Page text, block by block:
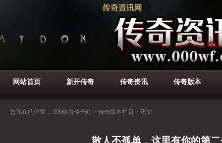
网站首页 新开传奇 传奇资讯 传奇版本
您现在的位置： 000热血传奇站 > 传奇版本栏目 > 正文
散人不孤单，这里有你的第